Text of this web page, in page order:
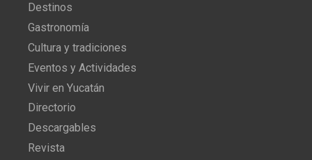
Destinos
Gastronomía
Cultura y tradiciones
Eventos y Actividades
Vivir en Yucatán
Directorio
Descargables
Revista